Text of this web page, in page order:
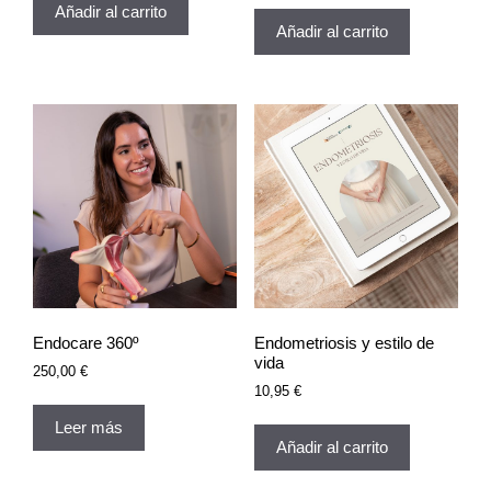
Añadir al carrito
Añadir al carrito
Endocare 360º
250,00 €
Leer más
Endometriosis y estilo de
vida
10,95 €
Añadir al carrito